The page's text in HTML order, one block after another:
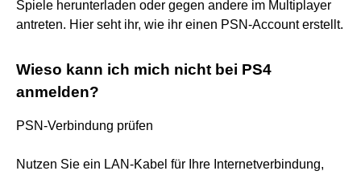
Spiele herunterladen oder gegen andere im Multiplayer
antreten. Hier seht ihr, wie ihr einen PSN-Account erstellt.
Wieso kann ich mich nicht bei PS4
anmelden?
PSN-Verbindung prüfen
Nutzen Sie ein LAN-Kabel für Ihre Internetverbindung,